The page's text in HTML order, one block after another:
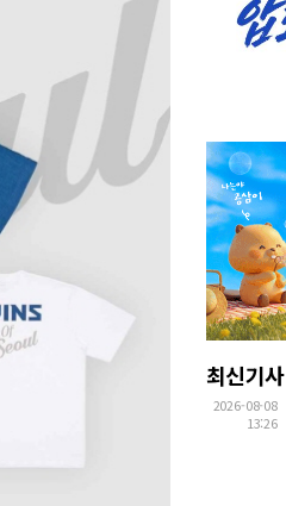
최신기사
2026-08-08
13:26